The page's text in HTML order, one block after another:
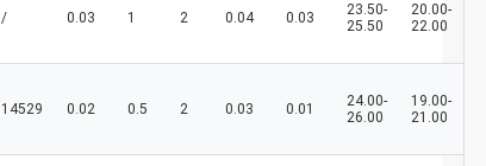
/ 0.03 1 2 0.04 0.03
23.50-
25.50
20.00-
22.00
14529 0.02 0.5 2 0.03 0.01
24.00-
26.00
19.00-
21.00